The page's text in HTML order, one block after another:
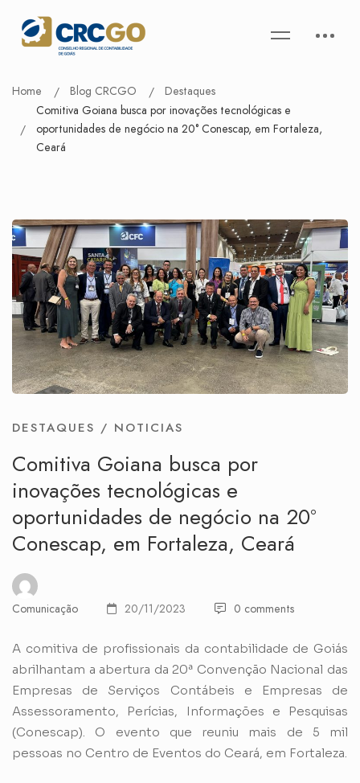
Home Blog CRCGO
Destaques
Comitiva Goiana busca por inovações tecnológicas e
oportunidades de negócio na 20° Conescap, em Fortaleza,
Ceará
DESTAQUES / NOTICIAS
Comitiva Goiana busca por
inovações tecnológicas e
oportunidades de negócio na 20°
Conescap, em Fortaleza, Ceará
Comunicação 20/11/2023 0 comments
A comitiva de profissionais da contabilidade de Goiás
abrilhantam a abertura da 20ª Convenção Nacional das
Empresas de Serviços Contábeis e Empresas de
Assessoramento, Perícias, Informações e Pesquisas
(Conescap). O evento que reuniu mais de 5 mil
pessoas no Centro de Eventos do Ceará, em Fortaleza.